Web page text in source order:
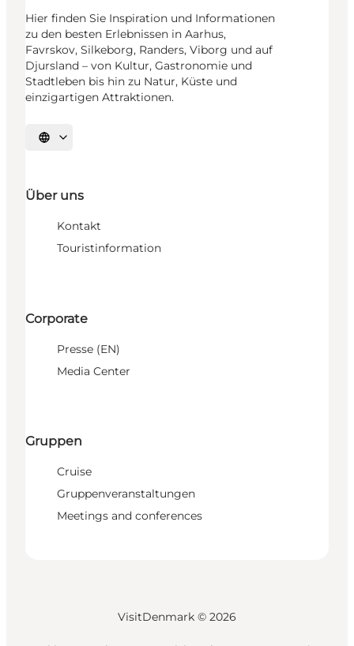
Hier finden Sie Inspiration und Informationen
zu den besten Erlebnissen in Aarhus,
Favrskov, Silkeborg, Randers, Viborg und auf
Djursland – von Kultur, Gastronomie und
Stadtleben bis hin zu Natur, Küste und
einzigartigen Attraktionen.
Sprache auswählen
Über uns
Kontakt
Touristinformation
Corporate
Presse (EN)
Media Center
Gruppen
Cruise
Gruppenveranstaltungen
Meetings and conferences
VisitDenmark © 2026